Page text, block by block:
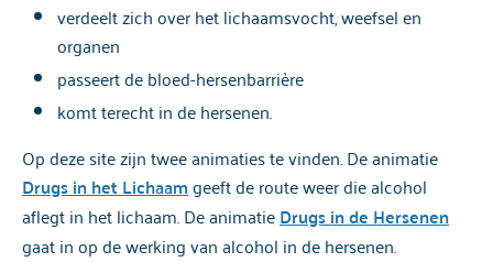
verdeelt zich over het lichaamsvocht, weefsel en
organen
passeert de bloed-hersenbarrière
komt terecht in de hersenen.
Op deze site zijn twee animaties te vinden. De animatie
Drugs in het Lichaamgeeft de route weer die alcohol
aflegt in het lichaam. De animatieDrugs in de Hersenen
gaat in op de werking van alcohol in de hersenen.